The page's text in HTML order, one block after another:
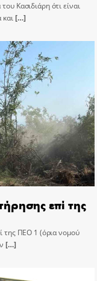
Κασιδιάρη ότι είναι
και[…]
επί της
της ΠΕΟ 1 (όρια νομού
[…]